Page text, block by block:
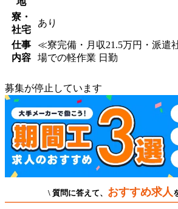
寮・
社宅
あり
仕事
内容
≪寮完備・月収21.5万円・派遣
場での軽作業 日勤
募集が停止しています
\ 質問に答えて、 おすすめ求人